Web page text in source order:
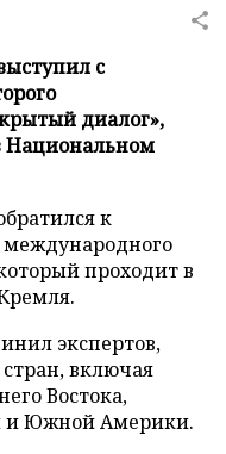
с
диалог»,
Национальном
к
международного
проходит в
экспертов,
включая
Востока,
и Южной Америки.